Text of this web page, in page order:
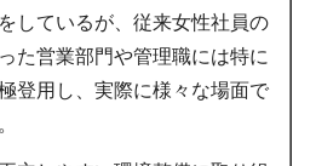
しているが、従来女性社員の
た営業部門や管理職には特に
登用し、実際に様々な場面で